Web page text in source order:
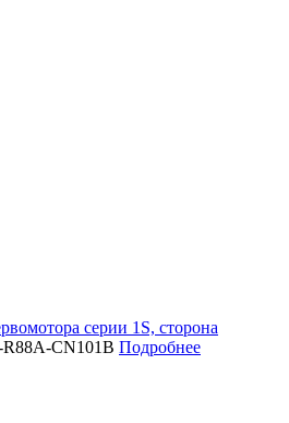
серии 1S, сторона
CN101B Подробнее